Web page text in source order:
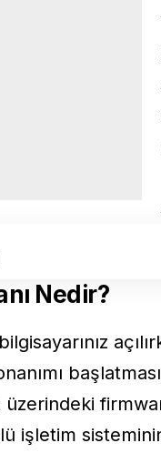
Nedir?
işletim